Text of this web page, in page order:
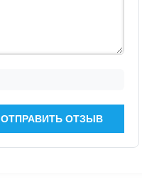
ОТПРАВИТЬ ОТЗЫВ